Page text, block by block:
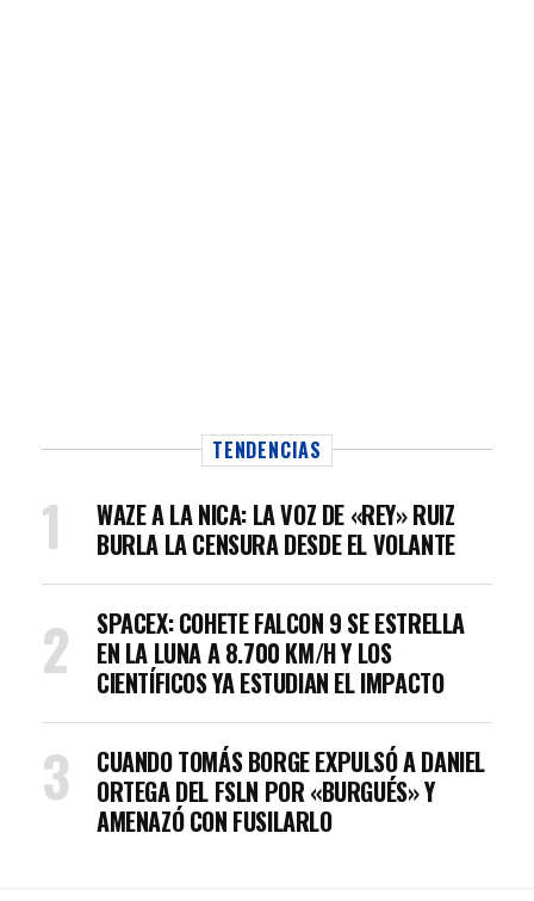
TENDENCIAS
WAZE A LA NICA: LA VOZ DE «REY» RUIZ
BURLA LA CENSURA DESDE EL VOLANTE
SPACEX: COHETE FALCON 9 SE ESTRELLA
EN LA LUNA A 8.700 KM/H Y LOS
CIENTÍFICOS YA ESTUDIAN EL IMPACTO
CUANDO TOMÁS BORGE EXPULSÓ A DANIEL
ORTEGA DEL FSLN POR «BURGUÉS» Y
AMENAZÓ CON FUSILARLO